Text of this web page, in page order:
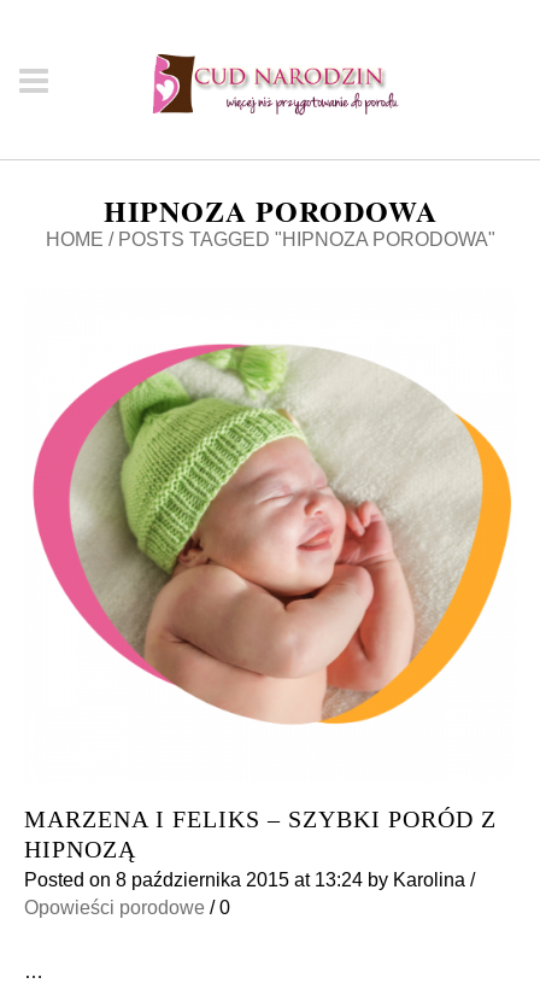
HIPNOZA PORODOWA
HOME / POSTS TAGGED "HIPNOZA PORODOWA"
MARZENA I FELIKS – SZYBKI PORÓD Z
HIPNOZĄ
Posted on 8 października 2015 at 13:24 by Karolina /
Opowieści porodowe /0
…